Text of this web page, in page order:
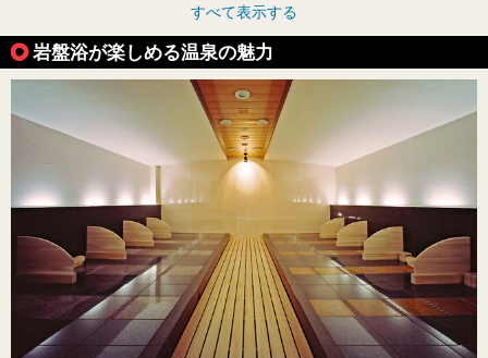
すべて表示する
岩盤浴が楽しめる温泉の魅力